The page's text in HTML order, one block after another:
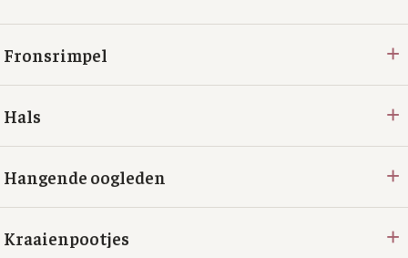
Fronsrimpel +
Hals +
Hangende oogleden +
Kraaienpootjes +